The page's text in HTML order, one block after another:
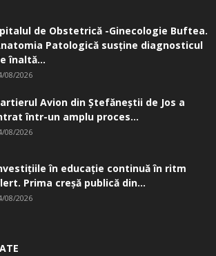
de Obstetrică -Ginecologie Buftea.
Patologică susţine diagnosticul
înaltă...
08/2026
Avion din Ştefăneştii de Jos a
într-un amplu proces...
08/2026
în educație continuă în ritm
Prima creşă publică din...
08/2026